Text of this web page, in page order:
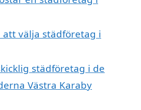
att välja städföretag i
städföretag i de
Västra Karaby